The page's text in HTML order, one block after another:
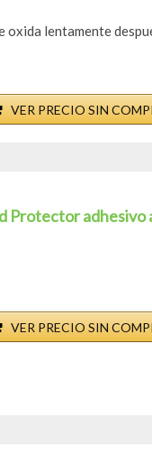
lentamente
VER PRECIO SIN
Protector adhesivo
VER PRECIO SIN